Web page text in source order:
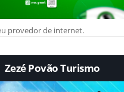
provedor de internet.
Zezé Povão Turismo